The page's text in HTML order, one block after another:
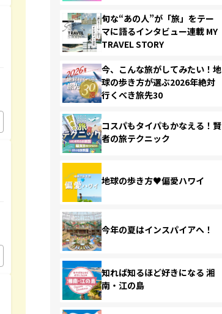
旬な“あの人”が「旅」をテー
マに語るインタビュー連載 MY
TRAVEL STORY
今、こんな旅がしてみたい！地
球の歩き方が選ぶ2026年絶対
行くべき旅先30
コスパもタイパもかなえる！賢
者の旅テクニック
地球の歩き方♥偏愛ハワイ
今年の夏はインスパイアへ！
知れば知るほど好きになる 湘
南・江の島